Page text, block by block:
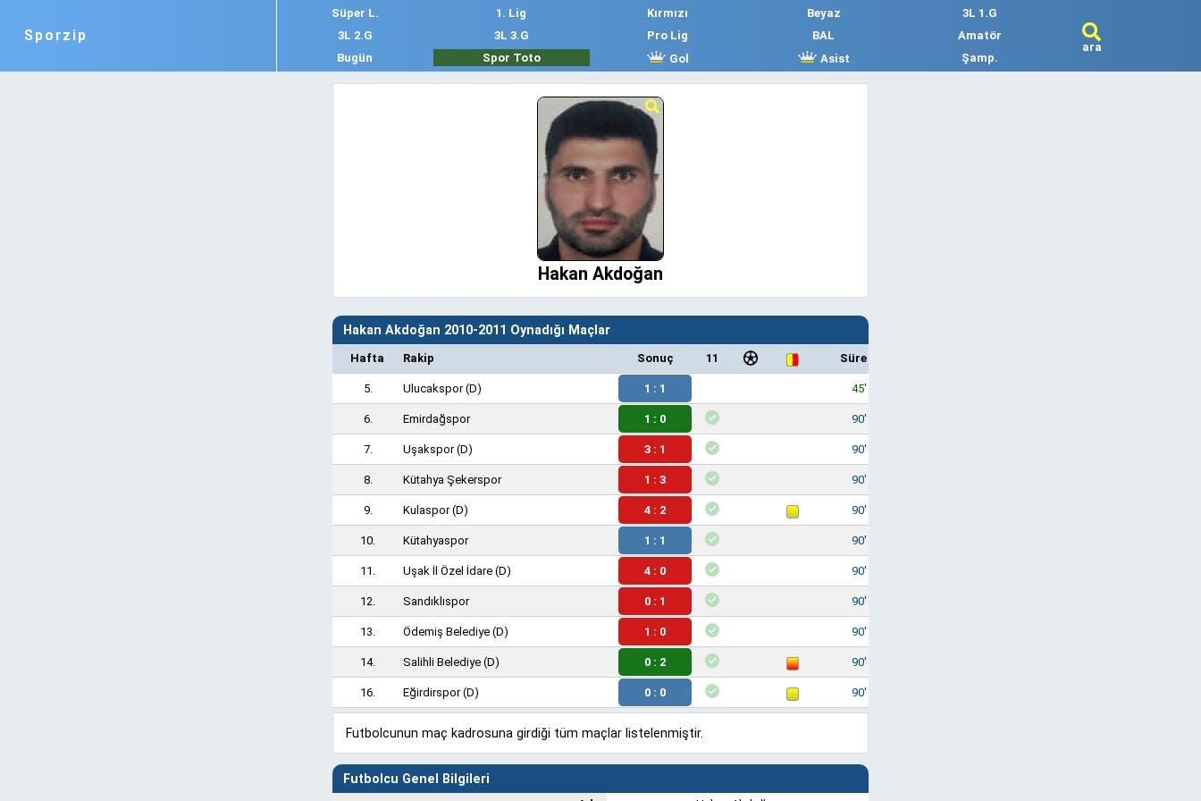
Sporzip
Süper L. 1. Lig Kırmızı Beyaz
3L 1.G
3L 2.G
3L 3.G Pro Lig BAL
Amatör
Bugün
Spor Toto Gol Asist Şamp.
ara
Hakan Akdoğan
Hakan Akdoğan 2010-2011 Oynadığı Maçlar
Hafta Rakip Sonuç 11 Süre
5. Ulucakspor(D) 1 : 1 45'
6. Emirdağspor 1 : 0 90'
7. Uşakspor(D) 3 : 1 90'
8. Kütahya Şekerspor 1 : 3 90'
9. Kulaspor(D) 4 : 2 90'
10. Kütahyaspor 1 : 1 90'
11. Uşak İl Özel İdare (D) 4 : 0 90'
12. Sandıklıspor 0 : 1 90'
13. Ödemiş Belediye (D) 1 : 0 90'
14. Salihli Belediye (D) 0 : 2 90'
16. Eğirdirspor(D) 0 : 0 90'
Futbolcunun maç kadrosuna girdiği tüm maçlar listelenmiştir.
Futbolcu Genel Bilgileri